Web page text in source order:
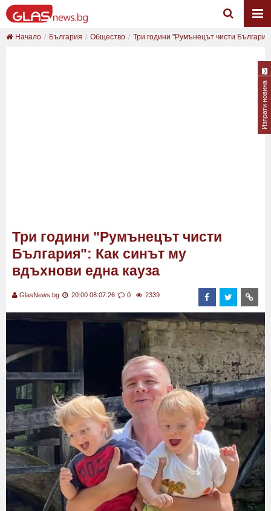
Начало България Общество Три години "Румънецът чисти
Три години "Румънецът чисти
България": Как синът му
вдъхнови една кауза
GlasNews.bg 20:00 08.07.26 0 2339
Изпрати новина